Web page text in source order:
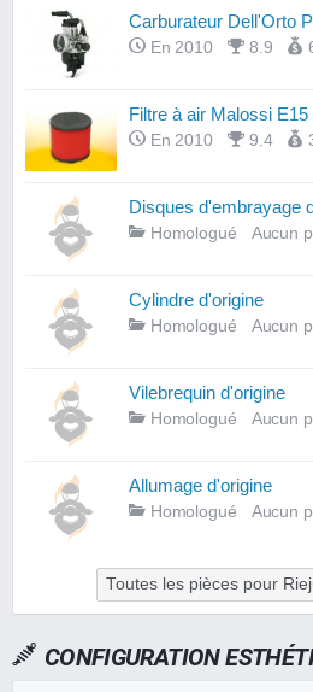
Carburateur Dell'Orto
En 2010 8.9
Filtre à air Malossi E15
En 2010 9.4
Disques d'embrayage
Homologué Aucun
Cylindre d'origine
Homologué Aucun
Vilebrequin d'origine
Homologué Aucun
Allumage d'origine
Homologué Aucun
Toutes les pièces pour
CONFIGURATION